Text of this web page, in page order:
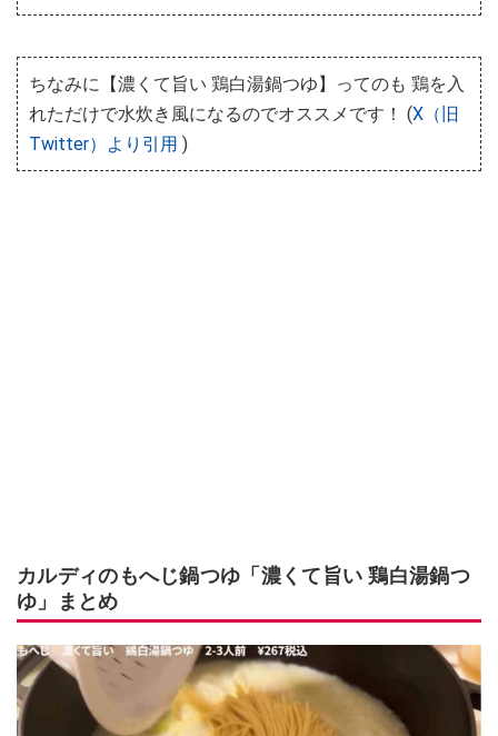
ちなみに【濃くて旨い 鶏白湯鍋つゆ】ってのも 鶏を入
れただけで水炊き風になるのでオススメです！ (X（旧
Twitter）より引用 )
カルディのもへじ鍋つゆ「濃くて旨い 鶏白湯鍋つ
ゆ」まとめ